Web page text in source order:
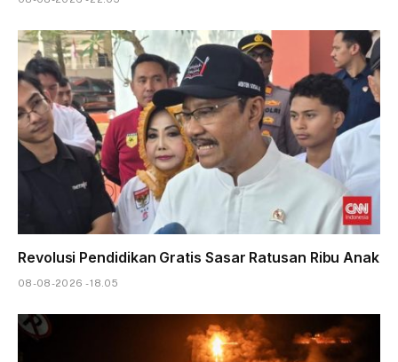
Revolusi Pendidikan Gratis Sasar Ratusan Ribu Anak
08-08-2026 - 18.05